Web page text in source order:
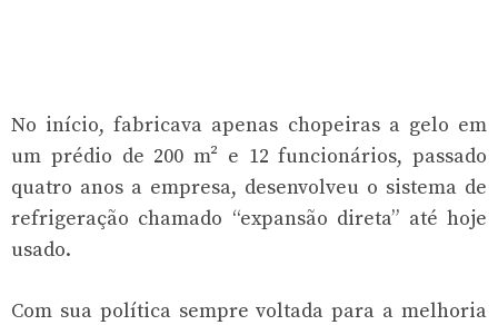
No início, fabricava apenas chopeiras a gelo em
um prédio de 200 m² e 12 funcionários, passado
quatro anos a empresa, desenvolveu o sistema de
refrigeração chamado “expansão direta” até hoje
usado.
Com sua política sempre voltada para a melhoria